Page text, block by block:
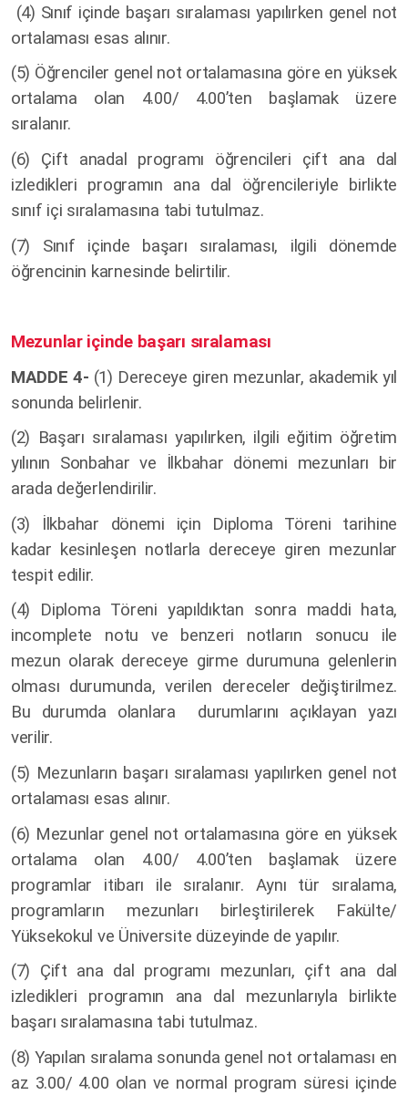
(4) Sınıf içinde başarı sıralaması yapılırken genel not
ortalaması esas alınır.
(5) Öğrenciler genel not ortalamasına göre en yüksek
ortalama olan 4.00/ 4.00’ten başlamak üzere
sıralanır.
(6)
Çift anadal programı öğrencileri çift ana dal
izledikleri programın ana dal öğrencileriyle birlikte
sınıf içi sıralamasına tabi tutulmaz.
(7) Sınıf içinde başarı sıralaması, ilgili dönemde
öğrencinin karnesinde belirtilir.
Mezunlar içinde başarı sıralaması
MADDE 4- (1) Dereceye giren mezunlar, akademik yıl
sonunda belirlenir.
(2) Başarı sıralaması yapılırken, ilgili eğitim öğretim
yılının Sonbahar ve İlkbahar dönemi mezunları bir
arada değerlendirilir.
(3) İlkbahar dönemi için Diploma Töreni tarihine
kadar kesinleşen notlarla dereceye giren mezunlar
tespit edilir.
(4) Diploma Töreni yapıldıktan sonra maddi hata,
incomplete notu ve benzeri notların sonucu ile
mezun olarak dereceye girme durumuna gelenlerin
olması durumunda, verilen dereceler değiştirilmez.
Bu durumda olanlara durumlarını açıklayan yazı
verilir.
(5) Mezunların başarı sıralaması yapılırken genel not
ortalaması esas alınır.
(6) Mezunlar genel not ortalamasına göre en yüksek
ortalama olan 4.00/ 4.00’ten başlamak üzere
programlar itibarı ile sıralanır. Aynı tür sıralama,
programların mezunları birleştirilerek Fakülte/
Yüksekokul ve Üniversite düzeyinde de yapılır.
(7) Çift ana dal programı mezunları, çift ana dal
izledikleri programın ana dal mezunlarıyla birlikte
başarı sıralamasına tabi tutulmaz.
(8) Yapılan sıralama sonunda genel not ortalaması en
az 3.00/ 4.00 olan ve normal program süresi içinde